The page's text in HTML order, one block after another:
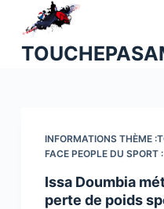
INFORMATIONS THÈME
FACE PEOPLE DU SPORT :
Issa Doumbia
perte de poids